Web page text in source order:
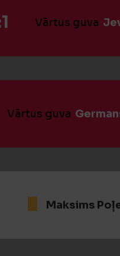
Vārtus guva
Vārtus guva
Maksims